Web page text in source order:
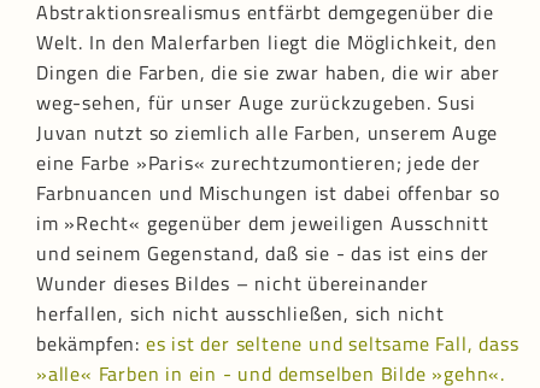
Abstraktionsrealismus entfärbt demgegenüber die
Welt. In den Malerfarben liegt die Möglichkeit, den
Dingen die Farben, die sie zwar haben, die wir aber
weg-sehen, für unser Auge zurückzugeben. Susi
Juvan nutzt so ziemlich alle Farben, unserem Auge
eine Farbe »Paris« zurechtzumontieren; jede der
Farbnuancen und Mischungen ist dabei offenbar so
im »Recht« gegenüber dem jeweiligen Ausschnitt
und seinem Gegenstand, daß sie - das ist eins der
Wunder dieses Bildes – nicht übereinander
herfallen, sich nicht ausschließen, sich nicht
bekämpfen: es ist der seltene und seltsame Fall, dass
»alle« Farben in ein - und demselben Bilde »gehn«.